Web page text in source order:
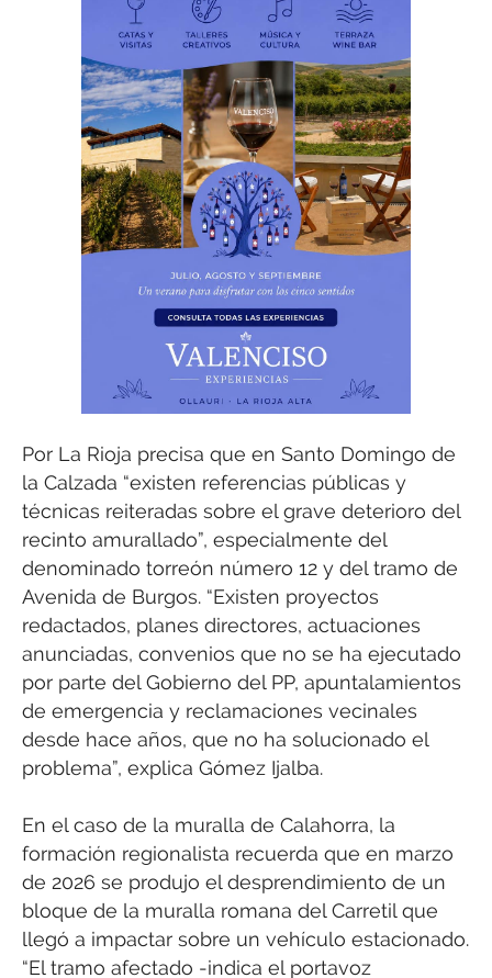
Por La Rioja precisa que en Santo Domingo de
la Calzada “existen referencias públicas y
técnicas reiteradas sobre el grave deterioro del
recinto amurallado”, especialmente del
denominado torreón número 12 y del tramo de
Avenida de Burgos. “Existen proyectos
redactados, planes directores, actuaciones
anunciadas, convenios que no se ha ejecutado
por parte del Gobierno del PP, apuntalamientos
de emergencia y reclamaciones vecinales
desde hace años, que no ha solucionado el
problema”, explica Gómez Ijalba.
En el caso de la muralla de Calahorra, la
formación regionalista recuerda que en marzo
de 2026 se produjo el desprendimiento de un
bloque de la muralla romana del Carretil que
llegó a impactar sobre un vehículo estacionado.
“El tramo afectado -indica el portavoz